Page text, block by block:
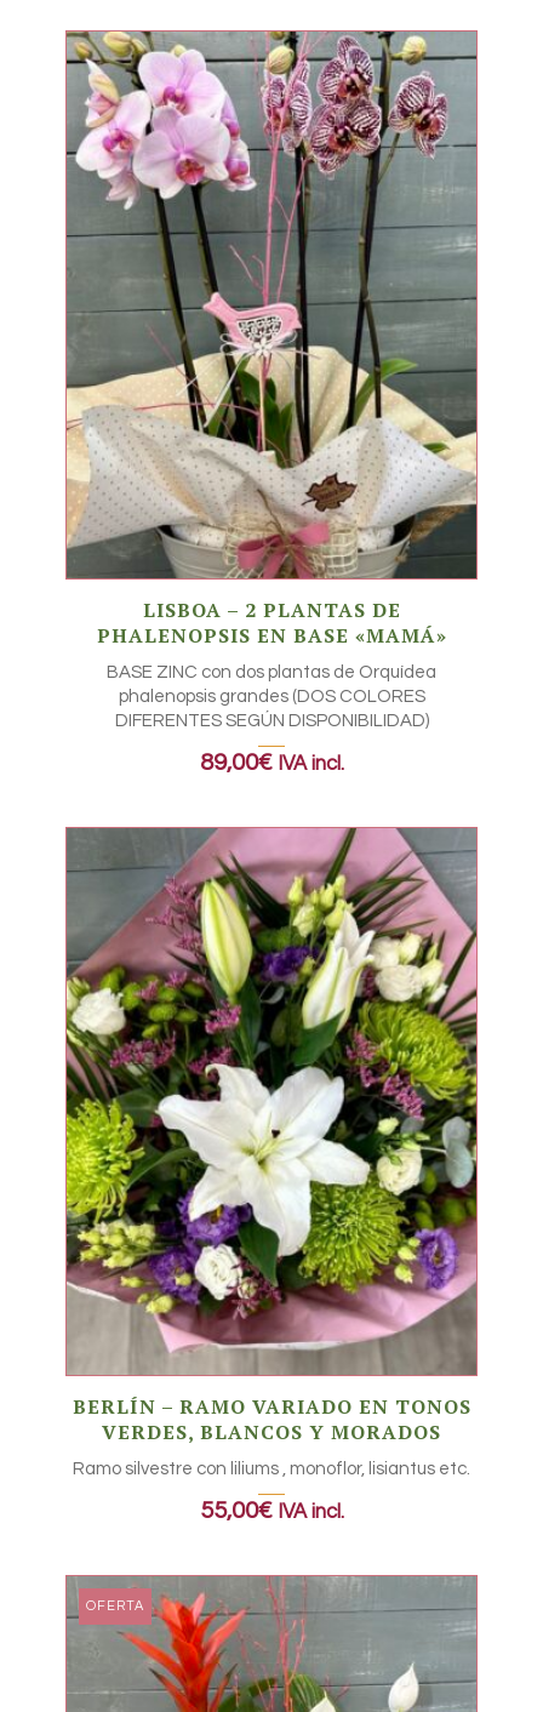
LISBOA – 2 PLANTAS DE
PHALENOPSIS EN BASE «MAMÁ»
BASE ZINC con dos plantas de Orquídea
phalenopsis grandes (DOS COLORES
DIFERENTES SEGÚN DISPONIBILIDAD)
89,00€ IVA incl.
BERLÍN – RAMO VARIADO EN TONOS
VERDES, BLANCOS Y MORADOS
Ramo silvestre con liliums , monoflor, lisiantus etc.
55,00€ IVA incl.
OFERTA